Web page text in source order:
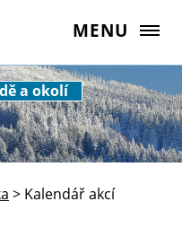
MENU
a okolí
> Kalendář akcí